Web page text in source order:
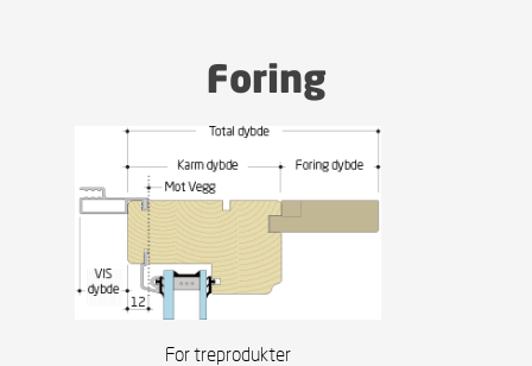
Foring
For treprodukter